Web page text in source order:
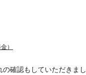
）
確認もしていただきまし